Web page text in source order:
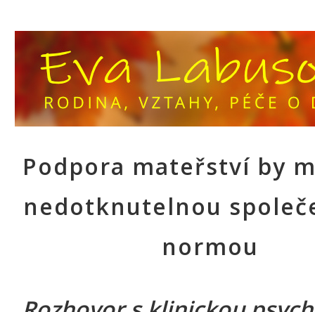
Podpora mateřství by
nedotknutelnou
normou